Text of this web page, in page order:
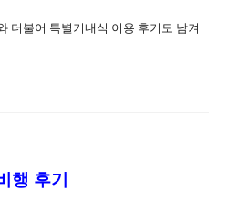
더불어 특별기내식 이용 후기도 남겨
행 후기